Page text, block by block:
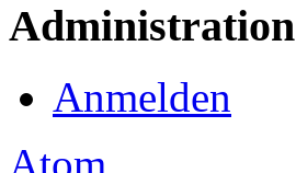
Administration
Anmelden